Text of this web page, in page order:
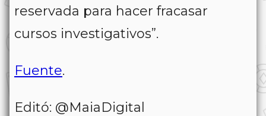
reservada para hacer fracasar
cursos investigativos”.
Fuente.
Editó: @MaiaDigital